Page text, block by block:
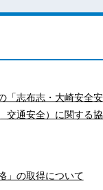
「志布志・大崎安全
交通安全）に関する
」の取得について